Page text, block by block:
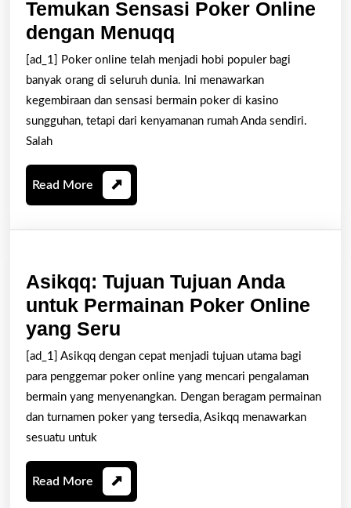
Temukan Sensasi Poker Online
dengan Menuqq
Sensasi
Poker
Online
dengan
[ad_1] Poker online telah menjadi hobi populer bagi
banyak orang di seluruh dunia. Ini menawarkan
kegembiraan dan sensasi bermain poker di kasino
sungguhan, tetapi dari kenyamanan rumah Anda sendiri.
Salah
Read More Read
More
Asikqq: Tujuan Tujuan Anda
untuk Permainan Poker Online
yang Seru
Tujuan
Tujuan
Anda
untuk
Poker
Online
[ad_1] Asikqq dengan cepat menjadi tujuan utama bagi
para penggemar poker online yang mencari pengalaman
bermain yang menyenangkan. Dengan beragam permainan
dan turnamen poker yang tersedia, Asikqq menawarkan
sesuatu untuk
Read More Read
More